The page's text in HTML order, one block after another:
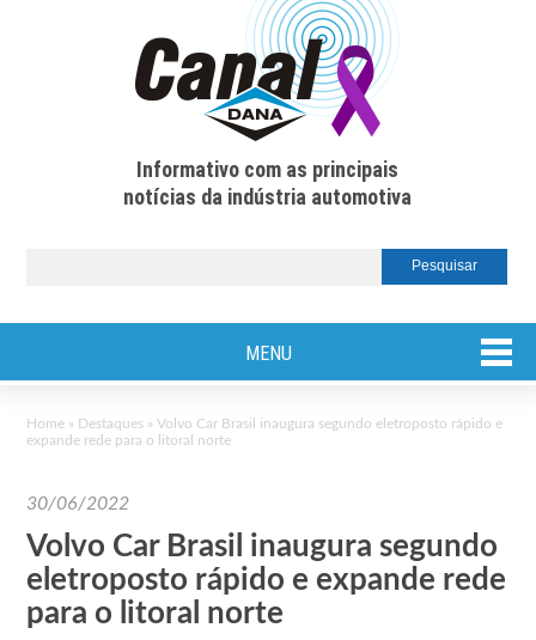
Informativo com as principais
notícias da indústria automotiva
MENU
Home » Destaques »Volvo Car Brasil inaugura segundo eletroposto rápido e
expande rede para o litoral norte
30/06/2022
Volvo Car Brasil inaugura segundo
eletroposto rápido e expande rede
para o litoral norte